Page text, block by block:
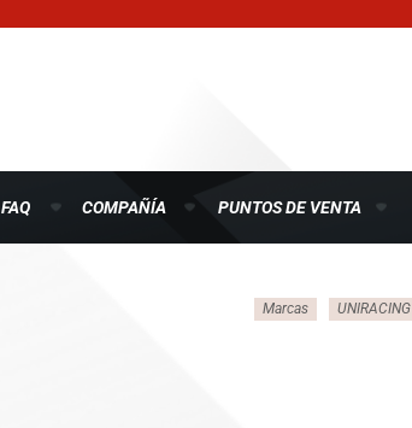
FAQ COMPAÑÍA PUNTOS DE VENTA
Marcas UNIRACING